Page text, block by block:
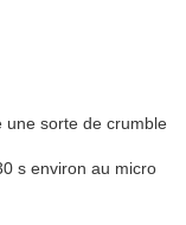
une sorte de crumble
s environ au micro